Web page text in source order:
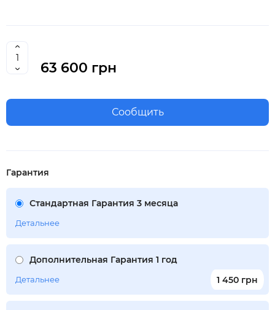
63 600 грн
Сообщить
Гарантия
Стандартная Гарантия 3 месяца
Детальнее
Дополнительная Гарантия 1 год
1 450 грн
Детальнее